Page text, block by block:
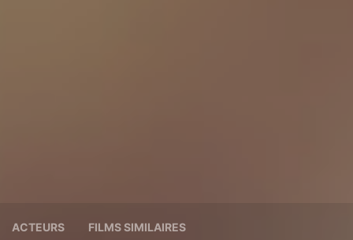
ACTEURS FILMS SIMILAIRES